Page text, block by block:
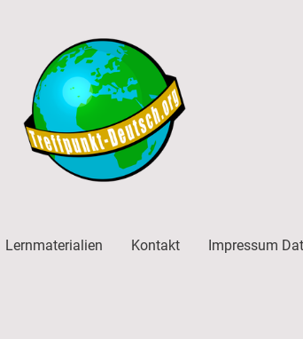
Lernmaterialien Kontakt Impressum